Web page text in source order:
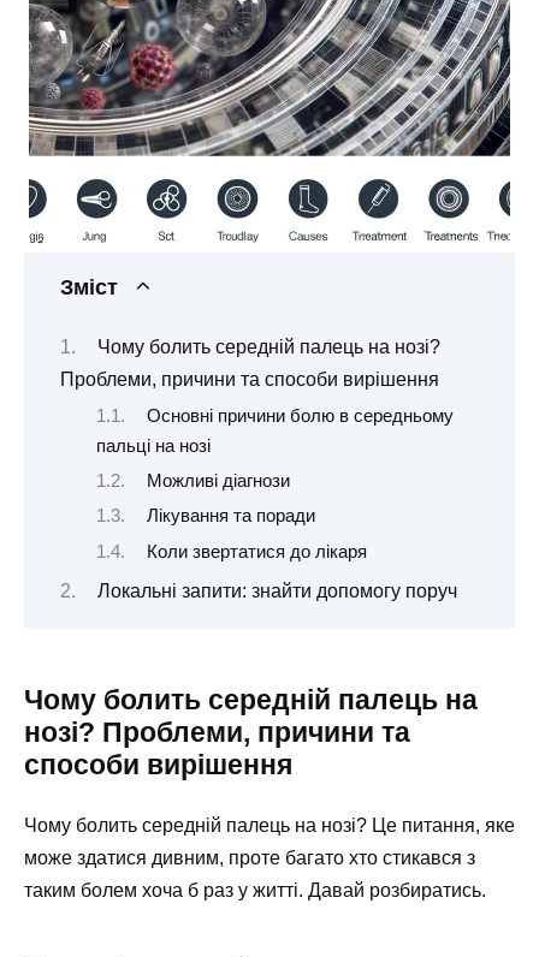
Зміст
Чому болить середній палець на нозі?
Проблеми, причини та способи вирішення
Основні причини болю в середньому
пальці на нозі
Можливі діагнози
Лікування та поради
Коли звертатися до лікаря
Локальні запити: знайти допомогу поруч
Чому болить середній палець на
нозі? Проблеми, причини та
способи вирішення
Чому болить середній палець на нозі? Це питання, яке
може здатися дивним, проте багато хто стикався з
таким болем хоча б раз у житті. Давай розбиратись.